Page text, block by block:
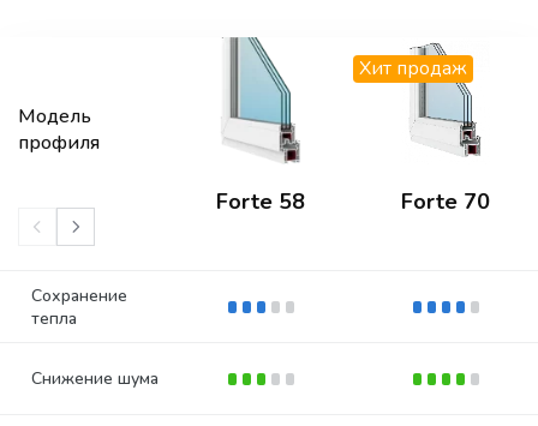
Модель
профиля
Forte 58
Хит продаж
Forte 70
Сохранение
тепла
Снижение шума